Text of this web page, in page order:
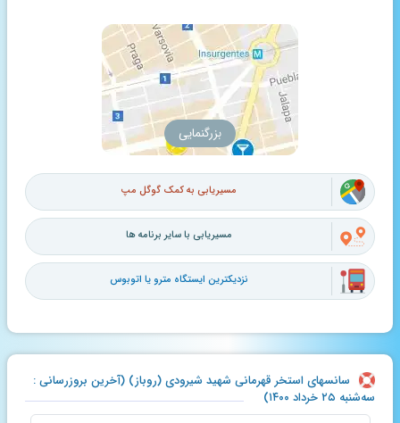
بزرگنمایی
مسیریابی به کمک گوگل مپ
مسیریابی با سایر برنامه ها
نزدیکترین ایستگاه مترو یا اتوبوس
سانسهای استخر قهرمانی شهید شیرودی (روباز) (آخرین بروزرسانی :
سه‌شنبه ۲۵ خرداد ۱۴۰۰)